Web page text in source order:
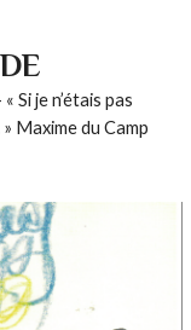
Si je n’étais pas
Maxime du Camp